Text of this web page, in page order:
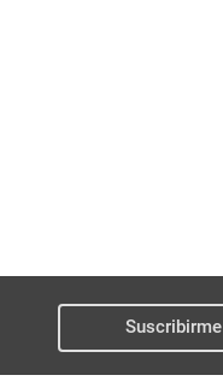
Suscribirme